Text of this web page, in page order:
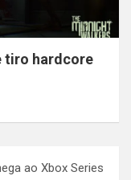
tiro hardcore
ao Xbox Series